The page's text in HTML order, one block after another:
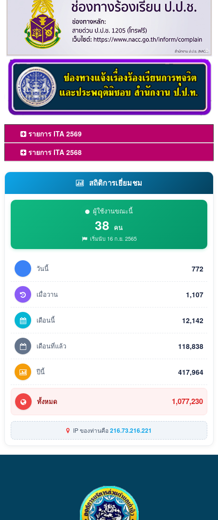
รายการ ITA 2569
รายการ ITA 2568
สถิติการเยี่ยมชม
ผู้ใช้งานขณะนี้
38 คน
เริ่มนับ 16 ก.ย. 2565
วันนี้ 772
เมื่อวาน 1,107
เดือนนี้ 12,142
เดือนที่แล้ว 118,838
ปีนี้ 417,964
ทั้งหมด 1,077,230
IP ของท่านคือ216.73.216.221